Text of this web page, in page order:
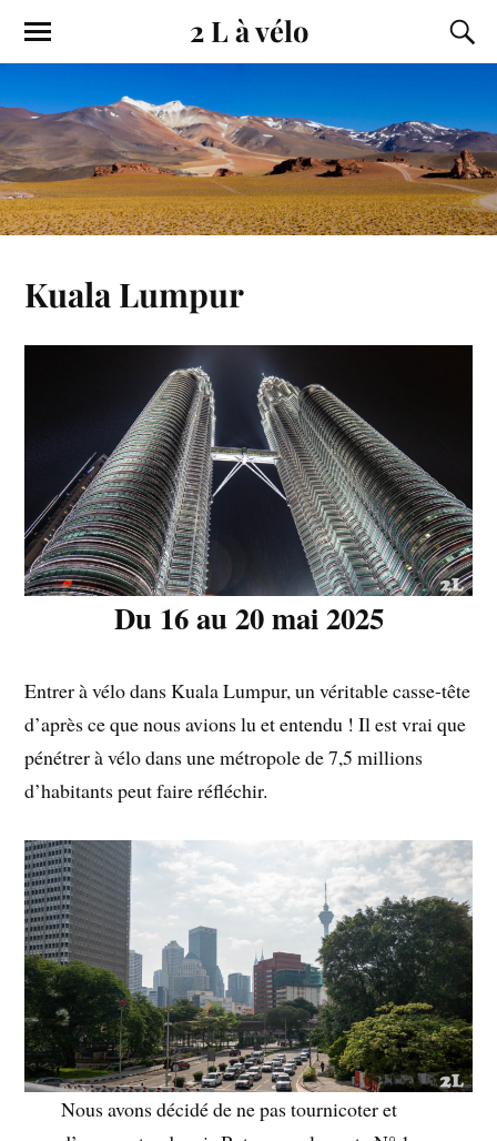
2 L à vélo
Kuala Lumpur
Du 16 au 20 mai 2025
Entrer à vélo dans Kuala Lumpur, un véritable casse-tête
d’après ce que nous avions lu et entendu ! Il est vrai que
pénétrer à vélo dans une métropole de 7,5 millions
d’habitants peut faire réfléchir.
Nous avons décidé de ne pas tournicoter et